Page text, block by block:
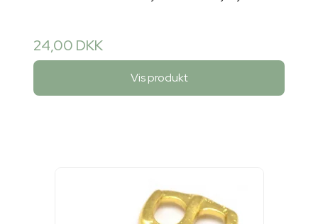
24,00 DKK
Vis produkt